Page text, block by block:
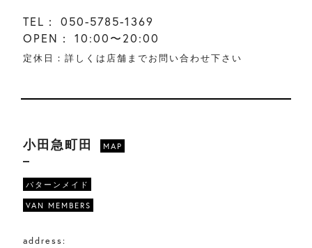
TEL：
050-5785-1369
OPEN：
10:00〜20:00
定休日：詳しくは店舗までお問い合わせ下さい
小田急町田 MAP
パターンメイド
VAN MEMBERS
address: